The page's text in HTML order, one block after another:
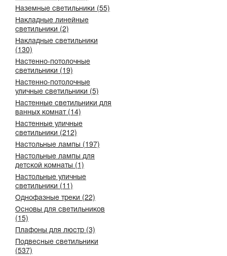
Наземные светильники (55)
Накладные линейные
светильники (2)
Накладные светильники
(130)
Настенно-потолочные
светильники (19)
Настенно-потолочные
уличные светильники (5)
Настенные светильники для
ванных комнат (14)
Настенные уличные
светильники (212)
Настольные лампы (197)
Настольные лампы для
детской комнаты (1)
Настольные уличные
светильники (11)
Однофазные треки (22)
Основы для светильников
(15)
Плафоны для люстр (3)
Подвесные светильники
(537)